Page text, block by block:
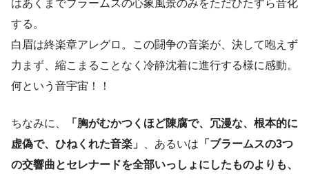
はあくまでブラームスの心象風景のみをただひたすら音化
する。
白眉は終楽章アレグロ。この闘争の音楽が、決して咆えず
力まず、縮こまることなく冷静沈着に進行する様に感動。
何という音宇宙！！
ちなみに、
「胸がむかつくほど陳腐で、冗漫な、根本的に
虚偽で、ひねくれた音楽」
、あるいは 「ブラームスの3つ
の交響曲とセレナードを全部いっしょにしたものよりも、